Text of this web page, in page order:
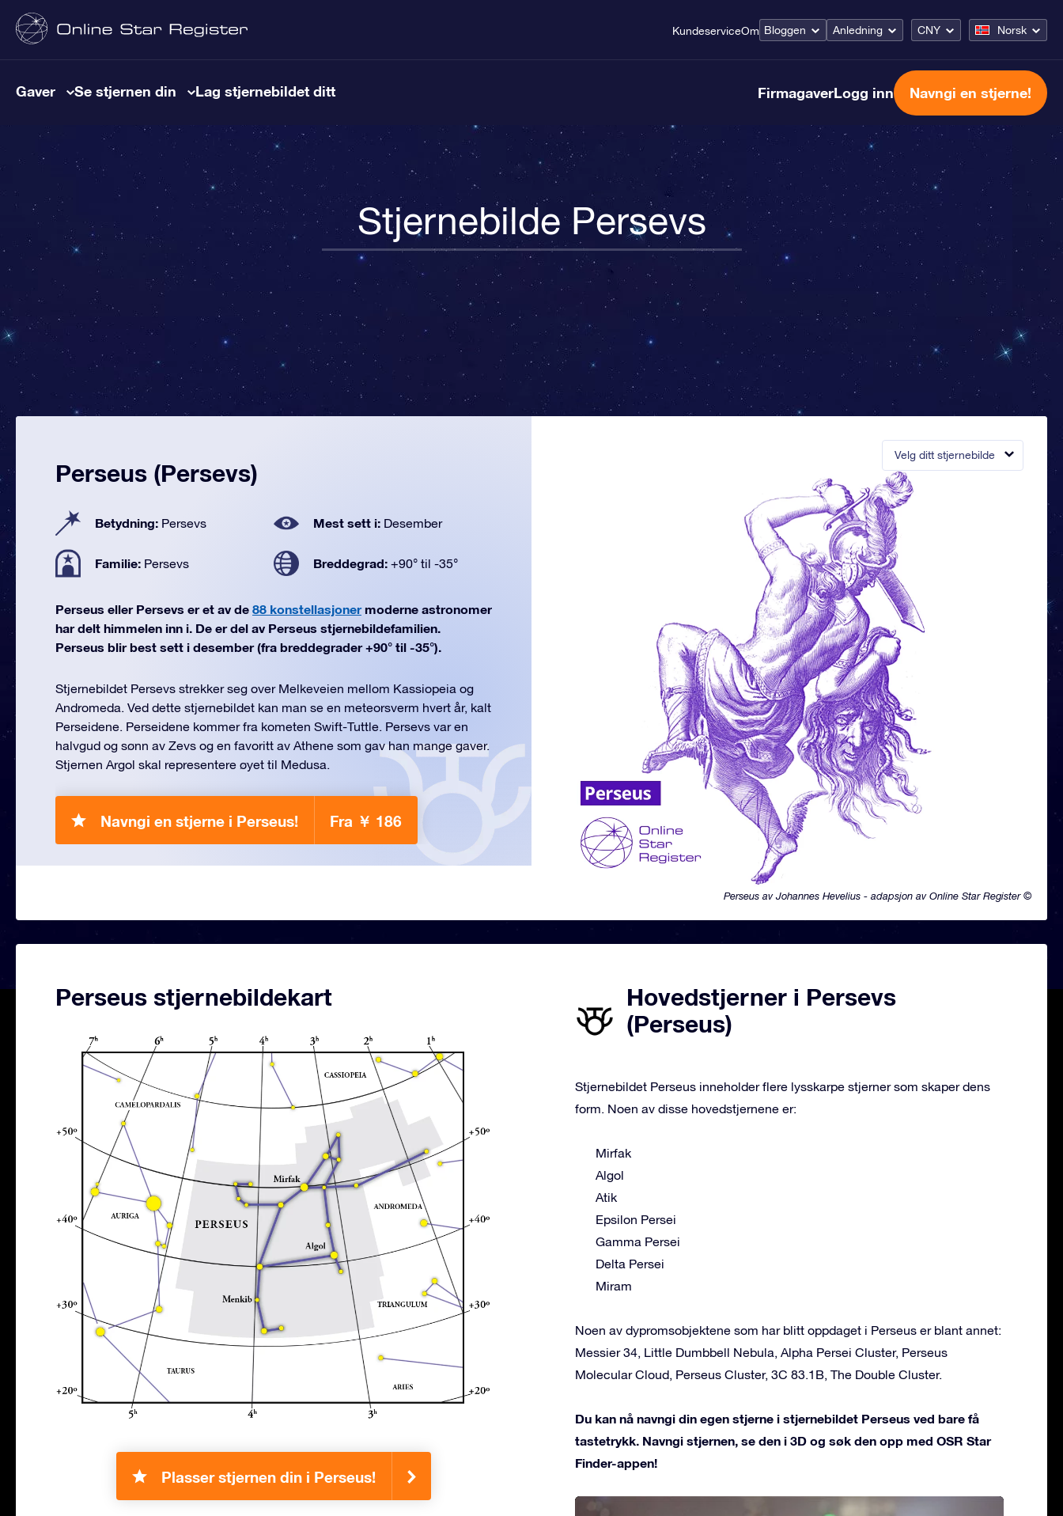
KundeserviceOm Bloggen Anledning CNY Norsk
Gaver Se stjernen din Lag stjernebildet ditt FirmagaverLogg inn Navngi en stjerne!
Stjernebilde Persevs
Velg ditt stjernebilde
Perseus av Johannes Hevelius - adapsjon av Online Star Register ©
Perseus (Persevs)
Betydning: Persevs Mest sett i: Desember
Familie: Persevs Breddegrad: +90° til -35°
Perseus eller Persevs er et av de 88 konstellasjonermoderne astronomer
har delt himmelen inn i. De er del av Perseus stjernebildefamilien.
Perseus blir best sett i desember (fra breddegrader +90° til -35°).
Stjernebildet Persevs strekker seg over Melkeveien mellom Kassiopeia og
Andromeda. Ved dette stjernebildet kan man se en meteorsverm hvert år, kalt
Perseidene. Perseidene kommer fra kometen Swift-Tuttle. Persevs var en
halvgud og sønn av Zevs og en favoritt av Athene som gav han mange gaver.
Stjernen Argol skal representere øyet til Medusa.
Navngi en stjerne i Perseus! Fra ￥ 186
Perseus stjernebildekart
Plasser stjernen din i Perseus!
Hovedstjerner i Persevs
(Perseus)
Stjernebildet Perseus inneholder flere lysskarpe stjerner som skaper dens
form. Noen av disse hovedstjernene er:
Mirfak
Algol
Atik
Epsilon Persei
Gamma Persei
Delta Persei
Miram
Noen av dypromsobjektene som har blitt oppdaget i Perseus er blant annet:
Messier 34, Little Dumbbell Nebula, Alpha Persei Cluster, Perseus
Molecular Cloud, Perseus Cluster, 3C 83.1B, The Double Cluster.
Du kan nå navngi din egen stjerne i stjernebildet Perseus ved bare få
tastetrykk. Navngi stjernen, se den i 3D og søk den opp med OSR Star
Finder-appen!